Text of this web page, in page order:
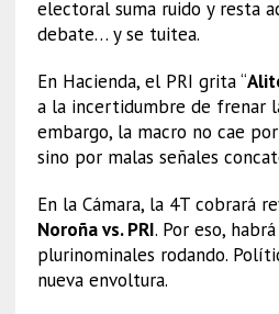
electoral suma ruido y resta
debate… y se tuitea.
En Hacienda, el PRI grita “
a la incertidumbre de frenar
embargo, la macro no cae
sino por malas señales
En la Cámara, la 4T cobrará
Noroña vs. PRI. Por eso,
plurinominales rodando.
nueva envoltura.